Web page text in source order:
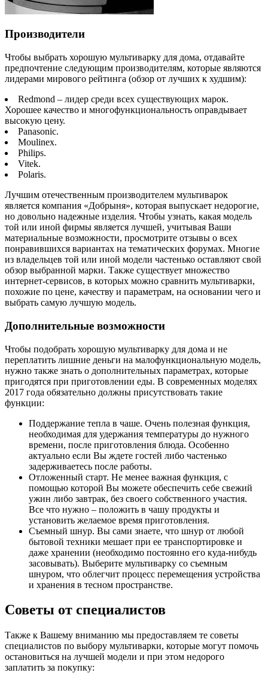
Производители
Чтобы выбрать хорошую мультиварку для дома, отдавайте
предпочтение следующим производителям, которые являются
лидерами мирового рейтинга (обзор от лучших к худшим):
Redmond – лидер среди всех существующих марок.
Хорошее качество и многофункциональность оправдывает
высокую цену.
Panasonic.
Moulinex.
Philips.
Vitek.
Polaris.
Лучшим отечественным производителем мультиварок
является компания «Добрыня», которая выпускает недорогие,
но довольно надежные изделия. Чтобы узнать, какая модель
той или иной фирмы является лучшей, учитывая Ваши
материальные возможности, просмотрите отзывы о всех
понравившихся вариантах на тематических форумах. Многие
из владельцев той или иной модели частенько оставляют свой
обзор выбранной марки. Также существует множество
интернет-сервисов, в которых можно сравнить мультиварки,
похожие по цене, качеству и параметрам, на основании чего и
выбрать самую лучшую модель.
Дополнительные возможности
Чтобы подобрать хорошую мультиварку для дома и не
переплатить лишние деньги на малофункциональную модель,
нужно также знать о дополнительных параметрах, которые
пригодятся при приготовлении еды. В современных моделях
2017 года обязательно должны присутствовать такие
функции:
Поддержание тепла в чаше. Очень полезная функция,
необходимая для удержания температуры до нужного
времени, после приготовления блюда. Особенно
актуально если Вы ждете гостей либо частенько
задерживаетесь после работы.
Отложенный старт. Не менее важная функция, с
помощью которой Вы можете обеспечить себе свежий
ужин либо завтрак, без своего собственного участия.
Все что нужно – положить в чашу продукты и
установить желаемое время приготовления.
Съемный шнур. Вы сами знаете, что шнур от любой
бытовой техники мешает при ее транспортировке и
даже хранении (необходимо постоянно его куда-нибудь
засовывать). Выберите мультиварку со съемным
шнуром, что облегчит процесс перемещения устройства
и хранения в тесном пространстве.
Советы от специалистов
Также к Вашему вниманию мы предоставляем те советы
специалистов по выбору мультиварки, которые могут помочь
остановиться на лучшей модели и при этом недорого
заплатить за покупку: